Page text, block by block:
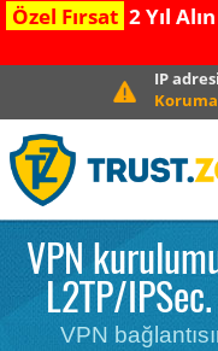
Özel Fırsat 2 Yıl
IP
VPN
L2TP/
VPN